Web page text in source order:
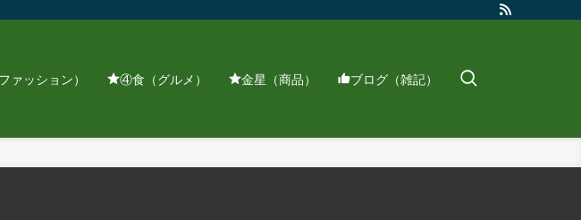
ァッション） ④食（グルメ） 金星（商品） ブログ（雑記）